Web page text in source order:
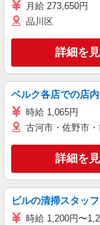
月給 273,650円
品川区
詳細を
ベルク各店での店
時給 1,065円
古河市・佐野市
詳細を
ビルの清掃スタッフ
時給 1,200円〜